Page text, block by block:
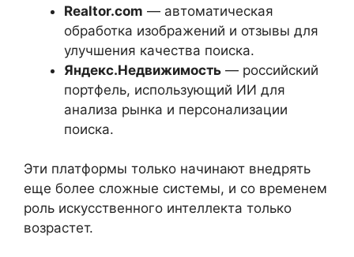
Realtor.com — автоматическая
обработка изображений и отзывы для
улучшения качества поиска.
Яндекс.Недвижимость — российский
портфель, использующий ИИ для
анализа рынка и персонализации
поиска.
Эти платформы только начинают внедрять
еще более сложные системы, и со временем
роль искусственного интеллекта только
возрастет.